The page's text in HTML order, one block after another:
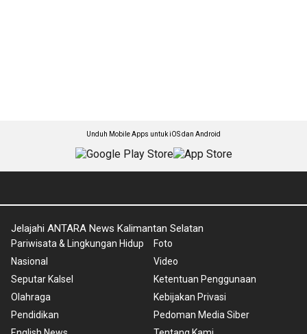
Unduh Mobile Apps untuk iOS dan Android
Jelajahi ANTARA News Kalimantan Selatan
Pariwisata & Lingkungan Hidup
Nasional
Seputar Kalsel
Olahraga
Pendidikan
Foto
Video
Ketentuan Penggunaan
Kebijakan Privasi
Pedoman Media Siber